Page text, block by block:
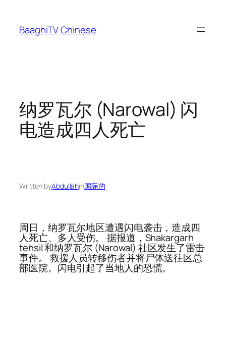
content
BaaghiTV Chinese
纳罗瓦尔 (Narowal) 闪
电造成四人死亡
Written byAbdullahin国际的
周日，纳罗瓦尔地区遭遇闪电袭击，造成四
人死亡、多人受伤。 据报道，Shakargarh
tehsil 和纳罗瓦尔 (Narowal) 社区发生了雷击
事件。 救援人员转移伤者并将尸体送往区总
部医院。闪电引起了当地人的恐慌。